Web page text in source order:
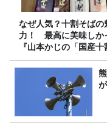
なぜ人気？十割そばの
力！ 最高に美味しか
『山本かじの「国産十
ば」』とは？【十割そ
食べ比べ】